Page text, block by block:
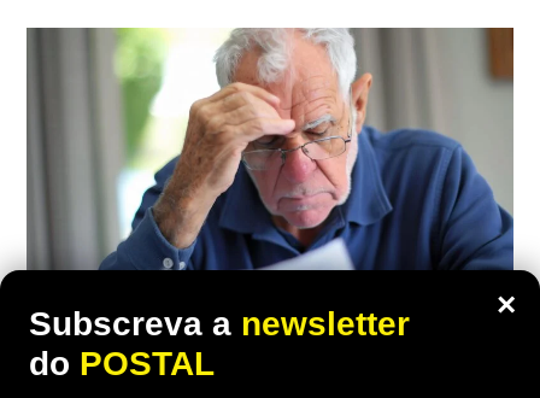
ECONOMIA
×
Subscreva a newsletter
do POSTAL